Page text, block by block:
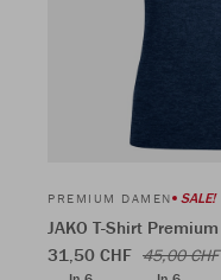
PREMIUM DAMEN SALE!
JAKO T-Shirt
31,50 CHF 45,00 CHF